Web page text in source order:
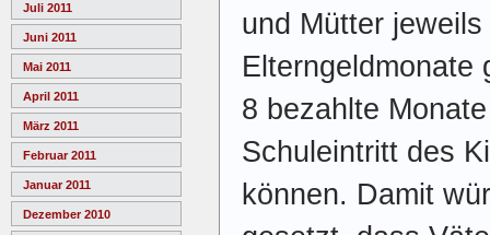
Juli 2011
Juni 2011
Mai 2011
April 2011
März 2011
Februar 2011
Januar 2011
Dezember 2010
und Mütter
Elterngeldmonate
8 bezahlte
Schuleintritt des
können. Damit